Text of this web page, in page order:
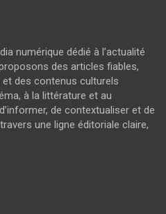
numérique dédié à l’actualité
des articles fiables,
des contenus culturels
à la littérature et au
de contextualiser et de
une ligne éditoriale claire,